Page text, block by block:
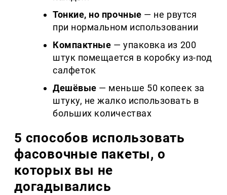
Тонкие, но прочные — не рвутся
при нормальном использовании
Компактные — упаковка из 200
штук помещается в коробку из-под
салфеток
Дешёвые — меньше 50 копеек за
штуку, не жалко использовать в
больших количествах
5 способов использовать
фасовочные пакеты, о
которых вы не
догадывались